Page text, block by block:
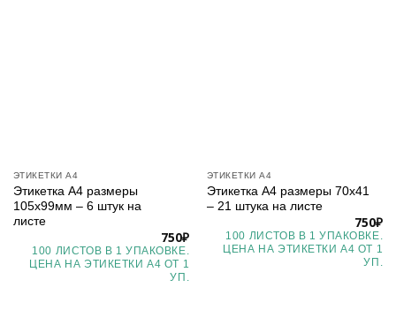
ЭТИКЕТКИ А4
Этикетка А4 размеры
105х99мм – 6 штук на
листе
750₽
100 ЛИСТОВ В 1 УПАКОВКЕ.
ЦЕНА НА ЭТИКЕТКИ А4 ОТ 1
УП.
ЭТИКЕТКИ А4
Этикетка А4 размеры 70х41
– 21 штука на листе
750₽
100 ЛИСТОВ В 1 УПАКОВКЕ.
ЦЕНА НА ЭТИКЕТКИ А4 ОТ 1
УП.